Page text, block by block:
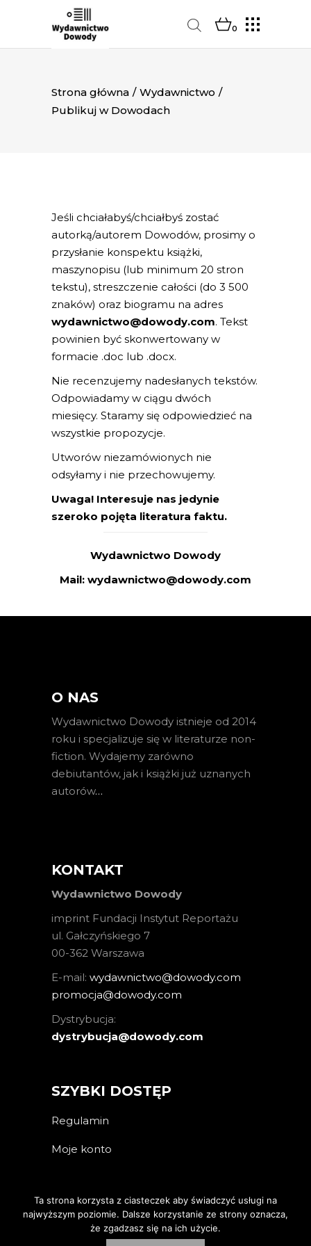
0
Strona główna / Wydawnictwo /
Publikuj w Dowodach
Jeśli chciałabyś/chciałbyś zostać
autorką/autorem Dowodów, prosimy o
przysłanie konspektu książki,
maszynopisu (lub minimum 20 stron
tekstu), streszczenie całości (do 3 500
znaków) oraz biogramu na adres
wydawnictwo@dowody.com. Tekst
powinien być skonwertowany w
formacie .doc lub .docx.
Nie recenzujemy nadesłanych tekstów.
Odpowiadamy w ciągu dwóch
miesięcy. Staramy się odpowiedzieć na
wszystkie propozycje.
Utworów niezamówionych nie
odsyłamy i nie przechowujemy.
Uwaga! Interesuje nas jedynie
szeroko pojęta literatura faktu.
Wydawnictwo Dowody
Mail: wydawnictwo@dowody.com
O NAS
Wydawnictwo Dowody istnieje od 2014
roku i specjalizuje się w literaturze non-
fiction. Wydajemy zarówno
debiutantów, jak i książki już uznanych
autorów…
KONTAKT
Wydawnictwo Dowody
imprint Fundacji Instytut Reportażu
ul. Gałczyńskiego 7
00-362 Warszawa
E-mail: wydawnictwo@dowody.com
promocja@dowody.com
Dystrybucja:
dystrybucja@dowody.com
SZYBKI DOSTĘP
Regulamin
Moje konto
Ta strona korzysta z ciasteczek aby świadczyć usługi na
najwyższym poziomie. Dalsze korzystanie ze strony oznacza,
że zgadzasz się na ich użycie.